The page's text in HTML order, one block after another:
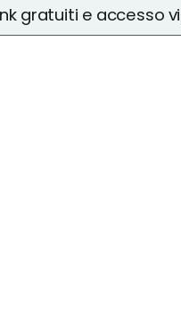
gratuiti e accesso